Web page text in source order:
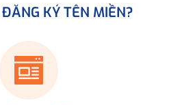
KÝ TÊN MIỀN?